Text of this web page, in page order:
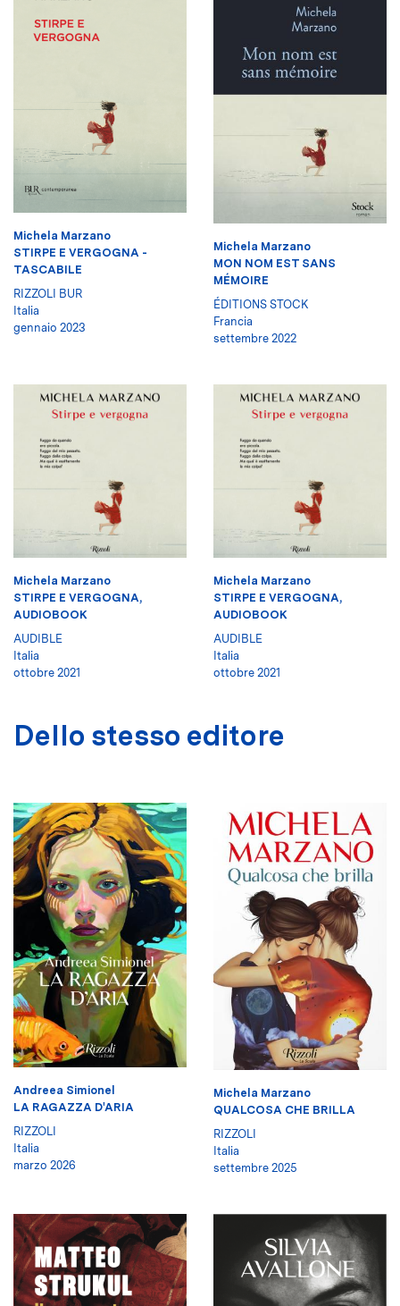
Michela Marzano
STIRPE E VERGOGNA -
TASCABILE
RIZZOLI BUR
Italia
gennaio 2023
Michela Marzano
MON NOM EST SANS
MÉMOIRE
ÉDITIONS STOCK
Francia
settembre 2022
Michela Marzano
STIRPE E VERGOGNA,
AUDIOBOOK
AUDIBLE
Italia
ottobre 2021
Michela Marzano
STIRPE E VERGOGNA,
AUDIOBOOK
AUDIBLE
Italia
ottobre 2021
Dello stesso editore
Andreea Simionel
LA RAGAZZA D'ARIA
RIZZOLI
Italia
marzo 2026
Michela Marzano
QUALCOSA CHE BRILLA
RIZZOLI
Italia
settembre 2025